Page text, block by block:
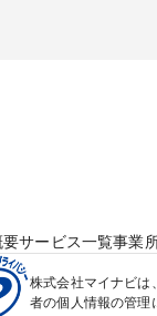
要サービス一覧事業
株式会社マイナビは
者の個人情報の管理